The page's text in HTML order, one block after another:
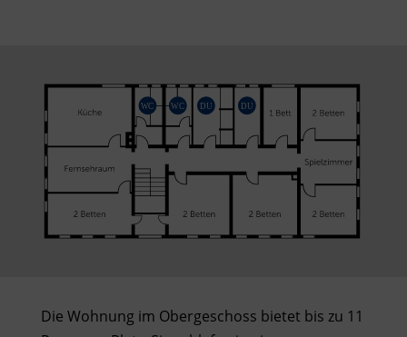
Die Wohnung im Obergeschoss bietet bis zu 11